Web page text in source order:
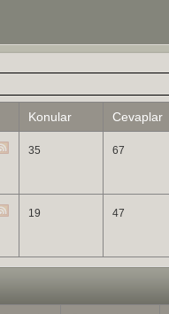
Konular Cevaplar
35 67
19 47